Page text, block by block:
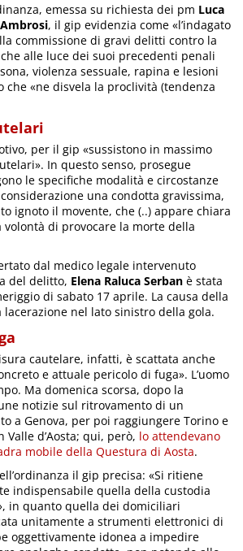
emessa su richiesta dei pm Luca
, il gip evidenzia come «l’indagato
commissione di gravi delitti contro la
alle luce dei suoi precedenti penali
violenza sessuale, rapina e lesioni
che «ne disvela la proclività (tendenza
per il gip «sussistono in massimo
In questo senso, prosegue
le specifiche modalità e circostanze
una condotta gravissima,
ignoto il movente, che (..) appare chiara
di provocare la morte della
dal medico legale intervenuto
del delitto, Elena Raluca Serban è stata
di sabato 17 aprile. La causa della
nel lato sinistro della gola.
cautelare, infatti, è scattata anche
e attuale pericolo di fuga». L’uomo
Ma domenica scorsa, dopo la
notizie sul ritrovamento di un
a Genova, per poi raggiungere Torino e
d’Aosta; qui, però, lo attendevano
mobile della Questura di Aosta.
il gip precisa: «Si ritiene
indispensabile quella della custodia
in quanto quella dei domiciliari
unitamente a strumenti elettronici di
oggettivamente idonea a impedire